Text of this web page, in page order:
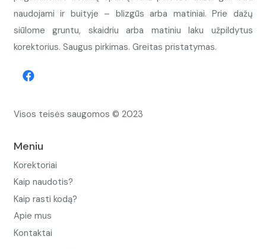
naudojami ir buityje – blizgūs arba matiniai. Prie dažų
siūlome gruntu, skaidriu arba matiniu laku užpildytus
korektorius. Saugus pirkimas. Greitas pristatymas.
Visos teisės saugomos © 2023
Meniu
Korektoriai
Kaip naudotis?
Kaip rasti kodą?
Apie mus
Kontaktai